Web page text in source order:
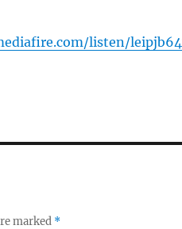
listen/
marked *